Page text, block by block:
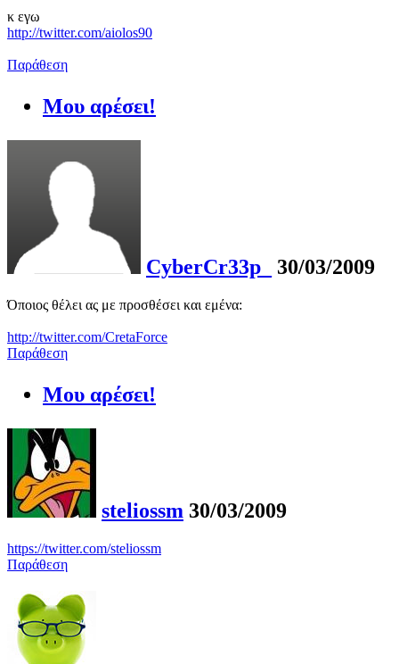
κ εγω
http://twitter.com/aiolos90
Παράθεση
Μου αρέσει!
CyberCr33p_ 30/03/2009
Όποιος θέλει ας με προσθέσει και εμένα:
http://twitter.com/CretaForce
Παράθεση
Μου αρέσει!
steliossm 30/03/2009
https://twitter.com/steliossm
Παράθεση